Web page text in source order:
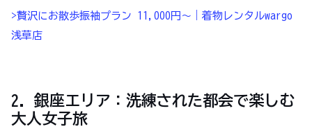
>贅沢にお散歩振袖プラン 11,000円～｜着物レンタルwargo
浅草店
2. 銀座エリア：洗練された都会で楽しむ
大人女子旅